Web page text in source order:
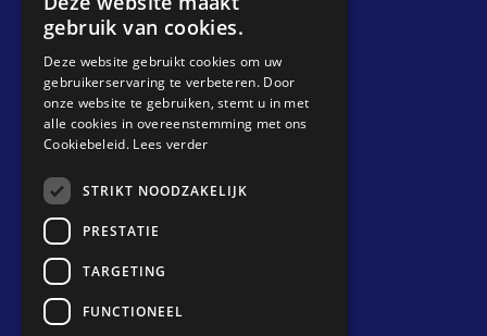
5753 RN Deurne
T:088 087 37 20
E:info@biemansdeurne.nl
Planning Transport
T:088 087 37 10
E:planning@biemansdeurne.nl
Locatie Venray
Metaalweg 7
5804 CG Venray
gebruik van cookies.
Deze website gebruikt cookies om uw
gebruikerservaring te verbeteren. Door
onze website te gebruiken, stemt u in met
alle cookies in overeenstemming met ons
Cookiebeleid. Lees verder
STRIKT NOODZAKELIJK
PRESTATIE
TARGETING
FUNCTIONEEL